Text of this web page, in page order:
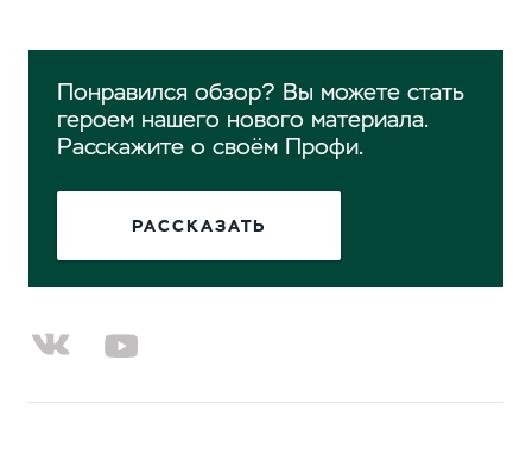
Понравился обзор? Вы можете стать
героем нашего нового материала.
Расскажите о своём Профи.
РАССКАЗАТЬ